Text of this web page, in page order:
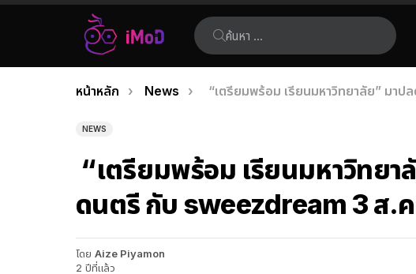
ค้นหา:
เรื่อง
ล่าสุด
คุณอยู่ที่นี่:
หน้าหลัก News “เตรียมพร้อม เรียนมหาวิทยาลัย” ม
NEWS
“เตรียมพร้อม เรียนมหาวิทย
ดนตรี กับ sweezdream 3 ส.
โดย Aize Piyamon
2 ปีที่แล้ว